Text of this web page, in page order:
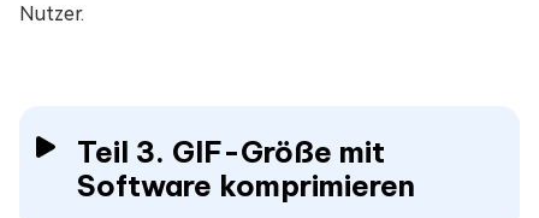
Nutzer.
Teil 3. GIF-Größe mit
Software komprimieren